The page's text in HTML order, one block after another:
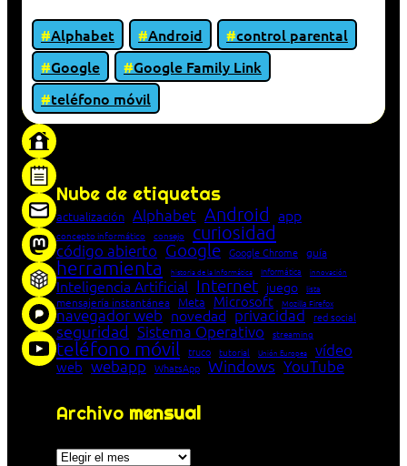
Alphabet Android
control parental
Google
Google Family Link
teléfono móvil
Nube de etiquetas
actualización Alphabet Android app
concepto informático consejo curiosidad
código abierto Google Google Chrome guía
herramienta historia de la Informática Informática innovación
Inteligencia Artificial Internet juego lista
mensajería instantánea Meta Microsoft Mozilla Firefox
navegador web novedad privacidad red social
seguridad Sistema Operativo streaming
teléfono móvil truco tutorial Unión Europea vídeo
web webapp WhatsApp Windows YouTube
Archivo mensual
Archivos